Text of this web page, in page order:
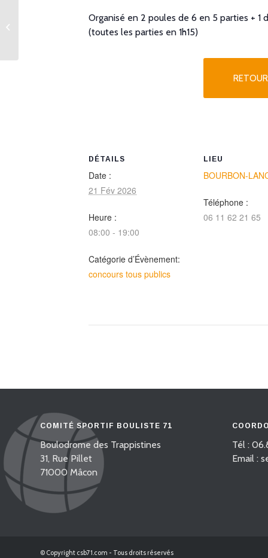
Organisé en 2 poules de 6 en 5 parties + 1
(toutes les parties en 1h15)
DÉTAILS
Date :
21 Fév 2026
Heure :
08:00 - 19:00
Catégorie d’Évènement:
concours tous publics
LIEU
BOURBON-
Téléphone :
06 11 62 21 65
COMITÉ SPORTIF BOULISTE 71
Boulodrome des Trappistines
31, Rue Pillet
71000 Mâcon
Tél :
Email :
© Copyright csb71.com - Tous droits réservés
16 quadrettes vétéran TD Loisir